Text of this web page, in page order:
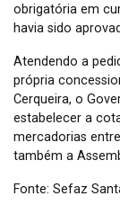
obrigatória em
havia sido
Atendendo a
própria
Cerqueira, o
estabelecer a
mercadorias
também a
Fonte: Sefaz